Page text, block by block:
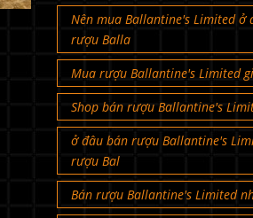
Nên mua Ballantine's Limited ở
rượu Balla
Mua rượu Ballantine's Limited
Shop bán rượu Ballantine's
ở đâu bán rượu Ballantine's
rượu Bal
Bán rượu Ballantine's Limited